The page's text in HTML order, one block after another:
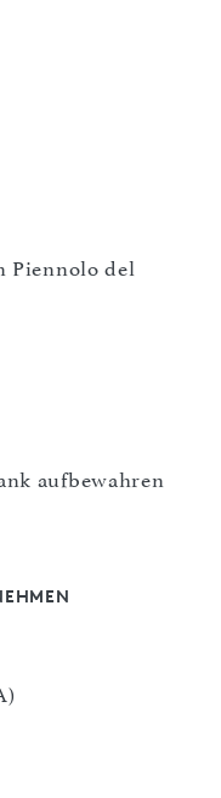
Piennolo del
aufbewahren